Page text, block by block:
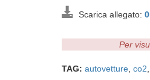
Scarica allegato:
Per
TAG: autovetture co2